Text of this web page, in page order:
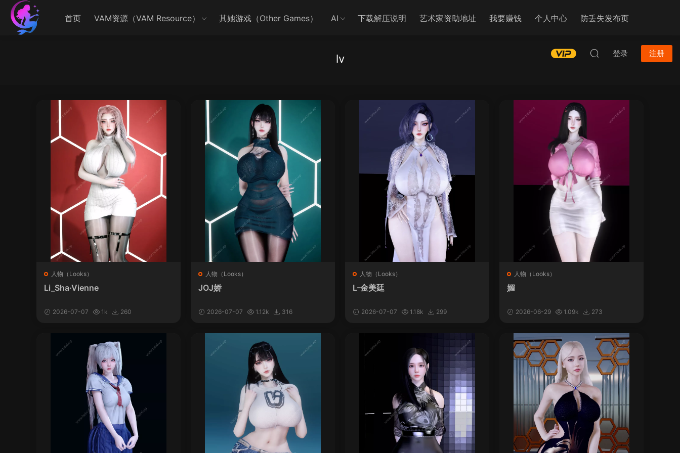
首页 VAM资源（VAM Resource） 其她游戏（Other Games） AI 下载解压说明 艺术家资助地址 我要赚钱 个人中心 防丢失发布页
登录 注册
lv
人物（Looks）
Li_Sha·Vienne
2026-07-07 1k 260
人物（Looks）
JOJ娇
2026-07-07 1.12k 316
人物（Looks）
L-金美廷
2026-07-07 1.18k 299
人物（Looks）
媚
2026-06-29 1.09k 273